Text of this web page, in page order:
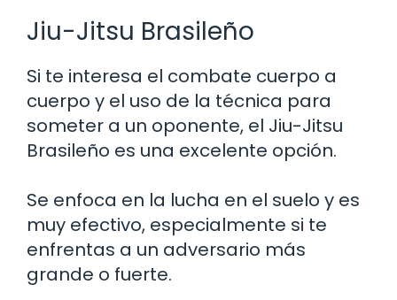
Jiu-Jitsu Brasileño
Si te interesa el combate cuerpo a
cuerpo y el uso de la técnica para
someter a un oponente, el Jiu-Jitsu
Brasileño es una excelente opción.
Se enfoca en la lucha en el suelo y es
muy efectivo, especialmente si te
enfrentas a un adversario más
grande o fuerte.